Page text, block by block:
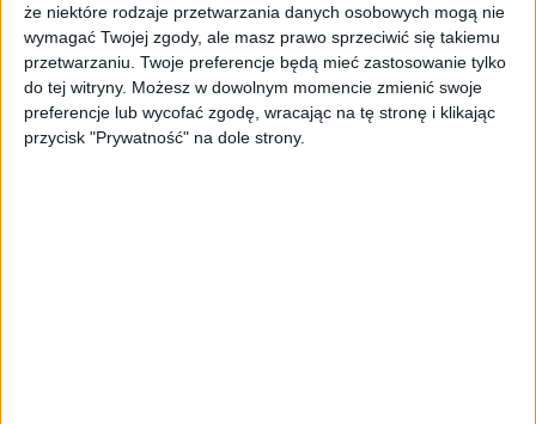
że niektóre rodzaje przetwarzania danych osobowych mogą nie
wymagać Twojej zgody, ale masz prawo sprzeciwić się takiemu
przetwarzaniu. Twoje preferencje będą mieć zastosowanie tylko
do tej witryny. Możesz w dowolnym momencie zmienić swoje
preferencje lub wycofać zgodę, wracając na tę stronę i klikając
przycisk "Prywatność" na dole strony.
Gadżety osobiste
Będzie Samsung Gear 2 ze slotem na